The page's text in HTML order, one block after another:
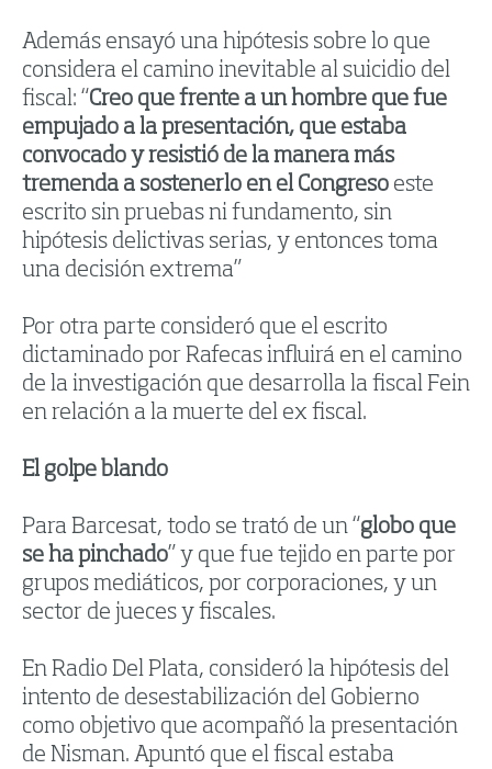
Además ensayó una hipótesis sobre lo que
considera el camino inevitable al suicidio del
fiscal: “Creo que frente a un hombre que fue
empujado a la presentación, que estaba
convocado y resistió de la manera más
tremenda a sostenerlo en el Congreso este
escrito sin pruebas ni fundamento, sin
hipótesis delictivas serias, y entonces toma
una decisión extrema”
Por otra parte consideró que el escrito
dictaminado por Rafecas influirá en el camino
de la investigación que desarrolla la fiscal Fein
en relación a la muerte del ex fiscal.
El golpe blando
Para Barcesat, todo se trató de un “globo que
se ha pinchado” y que fue tejido en parte por
grupos mediáticos, por corporaciones, y un
sector de jueces y fiscales.
En Radio Del Plata, consideró la hipótesis del
intento de desestabilización del Gobierno
como objetivo que acompañó la presentación
de Nisman. Apuntó que el fiscal estaba